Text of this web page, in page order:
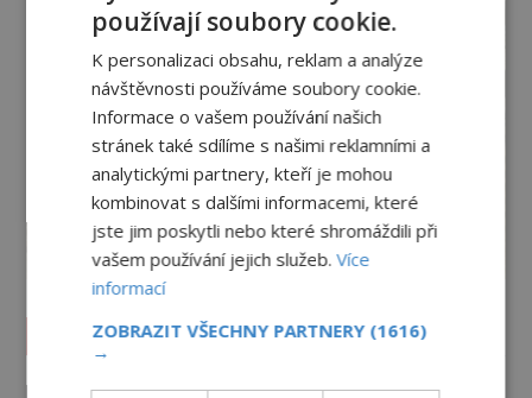
Vesmír a technologie
Podivné události roku 2023: Jsou
používají soubory cookie.
K personalizaci obsahu, reklam a analýze
návštěvnosti používáme soubory cookie.
Informace o vašem používání našich
stránek také sdílíme s našimi reklamními a
analytickými partnery, kteří je mohou
kombinovat s dalšími informacemi, které
jste jim poskytli nebo které shromáždili při
vašem používání jejich služeb.Více
informací
ZOBRAZIT VŠECHNY PARTNERY (1616)
→